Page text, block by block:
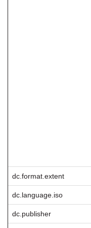
dc.format.extent
dc.language.iso
dc.publisher